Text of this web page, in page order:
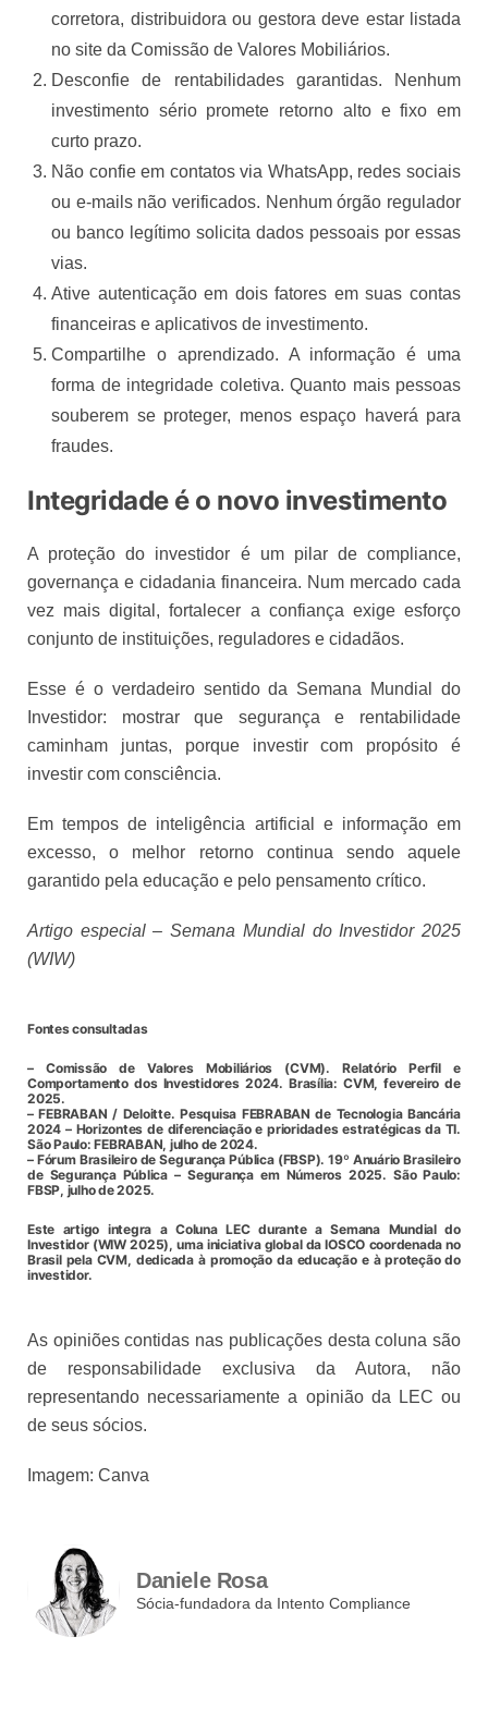
corretora, distribuidora ou gestora deve estar listada
no site da Comissão de Valores Mobiliários.
Desconfie de rentabilidades garantidas. Nenhum
investimento sério promete retorno alto e fixo em
curto prazo.
Não confie em contatos via WhatsApp, redes sociais
ou e-mails não verificados. Nenhum órgão regulador
ou banco legítimo solicita dados pessoais por essas
vias.
Ative autenticação em dois fatores em suas contas
financeiras e aplicativos de investimento.
Compartilhe o aprendizado. A informação é uma
forma de integridade coletiva. Quanto mais pessoas
souberem se proteger, menos espaço haverá para
fraudes.
Integridade é o novo investimento
A proteção do investidor é um pilar de compliance,
governança e cidadania financeira. Num mercado cada
vez mais digital, fortalecer a confiança exige esforço
conjunto de instituições, reguladores e cidadãos.
Esse é o verdadeiro sentido da Semana Mundial do
Investidor: mostrar que segurança e rentabilidade
caminham juntas, porque investir com propósito é
investir com consciência.
Em tempos de inteligência artificial e informação em
excesso, o melhor retorno continua sendo aquele
garantido pela educação e pelo pensamento crítico.
Artigo especial – Semana Mundial do Investidor 2025
(WIW)
Fontes consultadas
– Comissão de Valores Mobiliários (CVM). Relatório Perfil e
Comportamento dos Investidores 2024. Brasília: CVM, fevereiro de
2025.
– FEBRABAN / Deloitte. Pesquisa FEBRABAN de Tecnologia Bancária
2024 – Horizontes de diferenciação e prioridades estratégicas da TI.
São Paulo: FEBRABAN, julho de 2024.
– Fórum Brasileiro de Segurança Pública (FBSP). 19º Anuário Brasileiro
de Segurança Pública – Segurança em Números 2025. São Paulo:
FBSP, julho de 2025.
Este artigo integra a Coluna LEC durante a Semana Mundial do
Investidor (WIW 2025), uma iniciativa global da IOSCO coordenada no
Brasil pela CVM, dedicada à promoção da educação e à proteção do
investidor.
As opiniões contidas nas publicações desta coluna são
de responsabilidade exclusiva da Autora, não
representando necessariamente a opinião da LEC ou
de seus sócios.
Imagem: Canva
Daniele Rosa
Sócia-fundadora da Intento Compliance